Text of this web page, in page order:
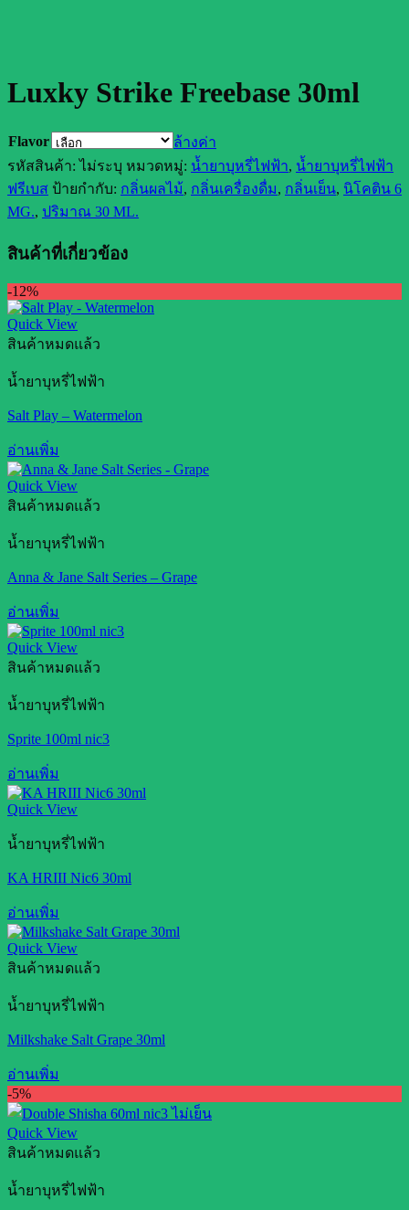
Luxky Strike Freebase 30ml
Flavor
ล้างค่า
รหัสสินค้า:ไม่ระบุ หมวดหมู่: น้ำยาบุหรี่ไฟฟ้า, น้ำยาบุหรี่ไฟฟ้า
ฟรีเบส ป้ายกำกับ: กลิ่นผลไม้, กลิ่นเครื่องดื่ม, กลิ่นเย็น, นิโคติน 6
MG., ปริมาณ 30 ML.
สินค้าที่เกี่ยวข้อง
-12%
Quick View
สินค้าหมดแล้ว
น้ำยาบุหรี่ไฟฟ้า
Salt Play – Watermelon
อ่านเพิ่ม
Quick View
สินค้าหมดแล้ว
น้ำยาบุหรี่ไฟฟ้า
Anna & Jane Salt Series – Grape
อ่านเพิ่ม
Quick View
สินค้าหมดแล้ว
น้ำยาบุหรี่ไฟฟ้า
Sprite 100ml nic3
อ่านเพิ่ม
Quick View
น้ำยาบุหรี่ไฟฟ้า
KA HRIII Nic6 30ml
อ่านเพิ่ม
Quick View
สินค้าหมดแล้ว
น้ำยาบุหรี่ไฟฟ้า
Milkshake Salt Grape 30ml
อ่านเพิ่ม
-5%
Quick View
สินค้าหมดแล้ว
น้ำยาบุหรี่ไฟฟ้า